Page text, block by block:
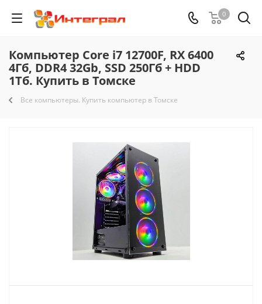
0
Компьютер Core i7 12700F, RX 6400
4Гб, DDR4 32Gb, SSD 250Гб + HDD
1Тб. Купить в Томске
Все компьютеры. Купить компьютер в Томске